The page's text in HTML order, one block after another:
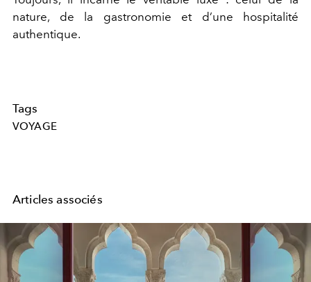
nature, de la gastronomie et d’une hospitalité
authentique.
Tags
VOYAGE
Articles associés